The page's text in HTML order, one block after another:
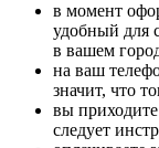
в момент
удобный для
в вашем
на ваш
значит, что
вы
следует